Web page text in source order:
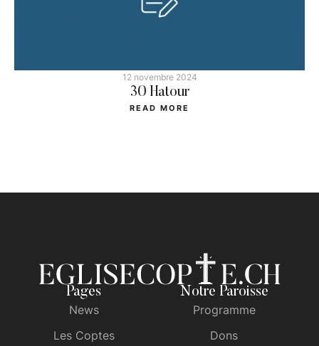
12 novembre 2024
30 Hatour
READ MORE
Pages
News
Les Coptes
Notre Paroisse
Programme
Dons